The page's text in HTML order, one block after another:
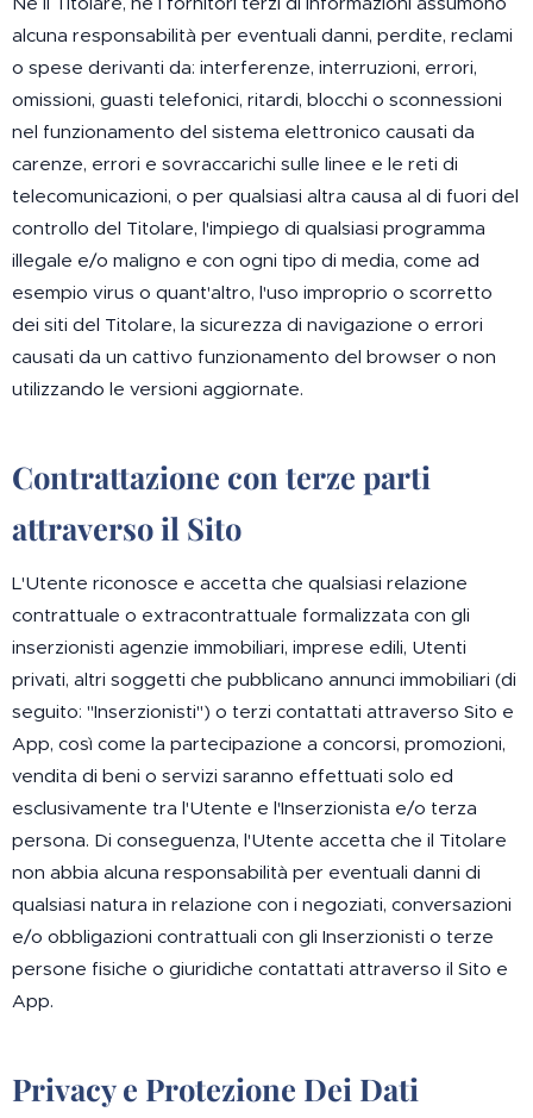
alcuna responsabilità per eventuali danni, perdite, reclami
o spese derivanti da: interferenze, interruzioni, errori,
omissioni, guasti telefonici, ritardi, blocchi o sconnessioni
nel funzionamento del sistema elettronico causati da
carenze, errori e sovraccarichi sulle linee e le reti di
telecomunicazioni, o per qualsiasi altra causa al di fuori del
controllo del Titolare, l'impiego di qualsiasi programma
illegale e/o maligno e con ogni tipo di media, come ad
esempio virus o quant'altro, l'uso improprio o scorretto
dei siti del Titolare, la sicurezza di navigazione o errori
causati da un cattivo funzionamento del browser o non
utilizzando le versioni aggiornate.
Contrattazione con terze parti
attraverso il Sito
L'Utente riconosce e accetta che qualsiasi relazione
contrattuale o extracontrattuale formalizzata con gli
inserzionisti agenzie immobiliari, imprese edili, Utenti
privati, altri soggetti che pubblicano annunci immobiliari (di
seguito: "Inserzionisti") o terzi contattati attraverso Sito e
App, così come la partecipazione a concorsi, promozioni,
vendita di beni o servizi saranno effettuati solo ed
esclusivamente tra l'Utente e l'Inserzionista e/o terza
persona. Di conseguenza, l'Utente accetta che il Titolare
non abbia alcuna responsabilità per eventuali danni di
qualsiasi natura in relazione con i negoziati, conversazioni
e/o obbligazioni contrattuali con gli Inserzionisti o terze
persone fisiche o giuridiche contattati attraverso il Sito e
App.
Privacy e Protezione Dei Dati